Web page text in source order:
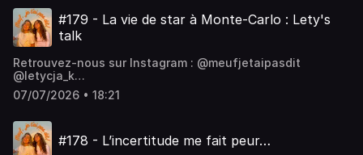
#179 - La vie de star à Monte-Carlo : Lety's
talk
Retrouvez-nous sur Instagram : @meufjetaipasdit
@letycja_k
@natalia.ptkhttps://www.instagram.com/
: @meufjetaipasdit @letycja_k
:
@NataliaOliviaPtkhttps://www.youtube.com/
07/07/2026 • 18:21
#178 - L’incertitude me fait peur…